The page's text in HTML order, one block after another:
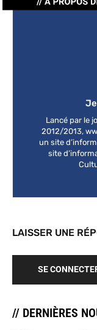
Lancé par le
2012/2013,
un site
site
LAISSER UNE
SE
// DERNIÈRES